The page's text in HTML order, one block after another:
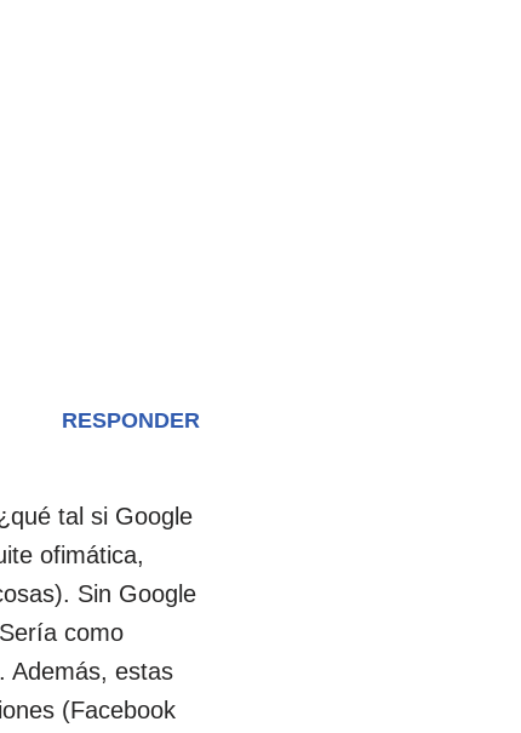
RESPONDER
tal si Google
ofimática,
Sin Google
como
Además, estas
(Facebook